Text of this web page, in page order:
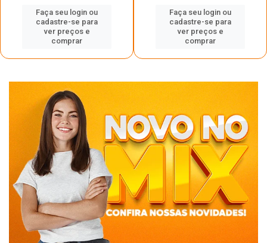
Faça seu login ou
cadastre-se para
ver preços e
comprar
Faça seu login ou
cadastre-se para
ver preços e
comprar